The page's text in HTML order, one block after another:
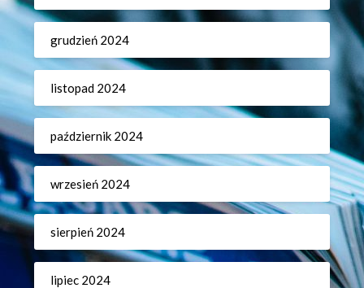
grudzień 2024
listopad 2024
październik 2024
wrzesień 2024
sierpień 2024
lipiec 2024